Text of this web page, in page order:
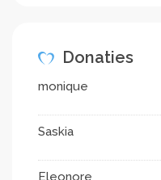
Donaties
monique
Saskia
Eleonore